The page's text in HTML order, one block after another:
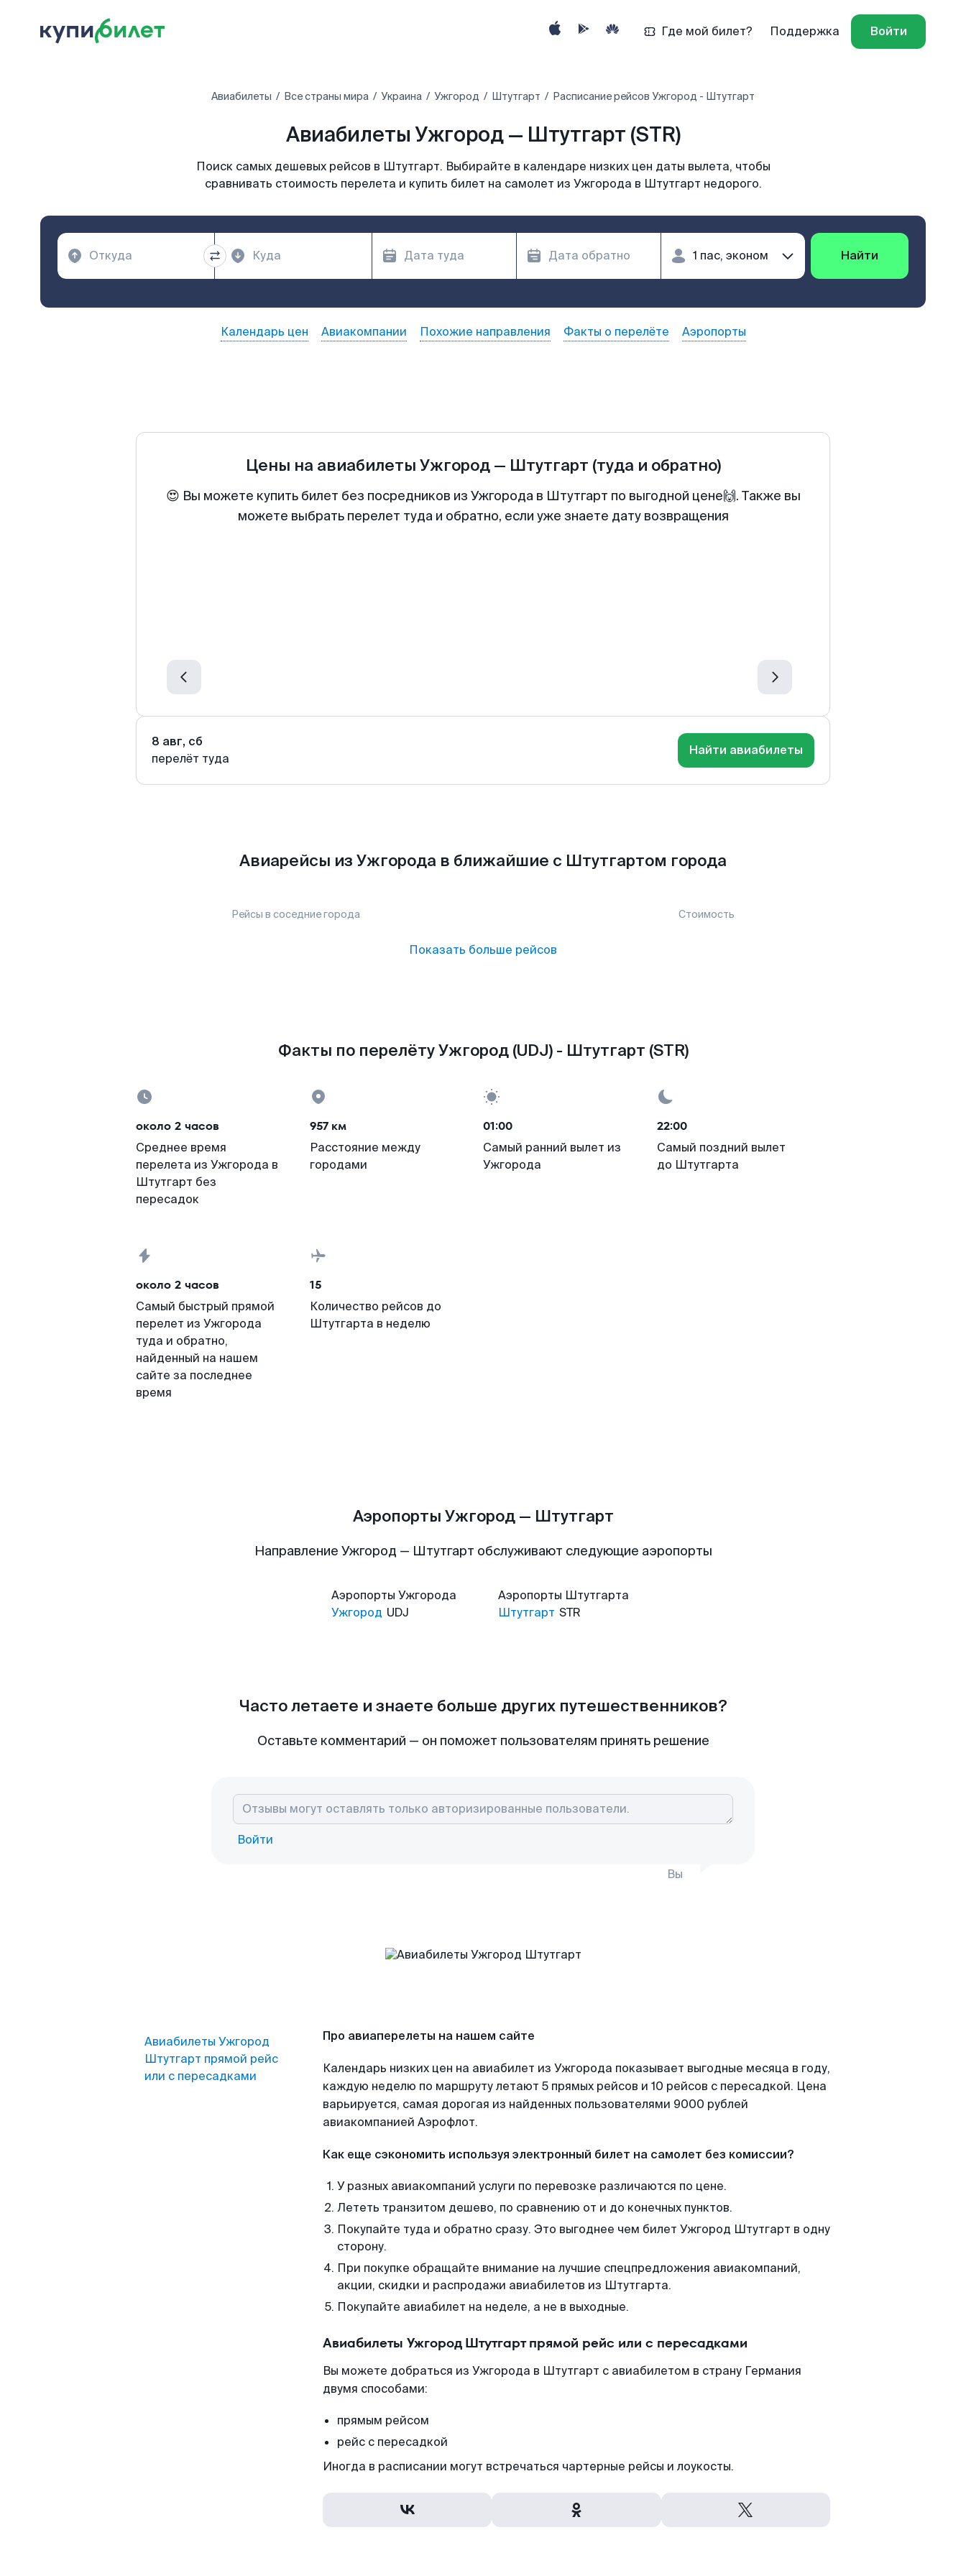
Где мой билет? Поддержка Войти
Авиабилеты Все страны мира Украина Ужгород Штутгарт Расписание рейсов Ужгород - Штутгарт
Авиабилеты Ужгород — Штутгарт (STR)
Поиск самых дешевых рейсов в Штутгарт. Выбирайте в календаре низких цен даты вылета, чтобы
сравнивать стоимость перелета и купить билет на самолет из Ужгорода в Штутгарт недорого.
Найти
Календарь цен Авиакомпании Похожие направления Факты о перелёте Аэропорты
Цены на авиабилеты Ужгород— Штутгарт (туда и обратно)
😍 Вы можете купить билет без посредников из Ужгорода в Штутгарт по выгодной цене🙌. Также вы
можете выбрать перелет туда и обратно, если уже знаете дату возвращения
8 авг, сб
перелёт туда
Найти авиабилеты
Авиарейсы из Ужгорода в ближайшие с Штутгартом города
Рейсы в соседние города Стоимость
Показать больше рейсов
Факты по перелёту Ужгород (UDJ) - Штутгарт (STR)
около 2 часов
Среднее время
перелета из Ужгорода в
Штутгарт без
пересадок
957 км
Расстояние между
городами
01:00
Самый ранний вылет из
Ужгорода
22:00
Самый поздний вылет
до Штутгарта
около 2 часов
Самый быстрый прямой
перелет из Ужгорода
туда и обратно,
найденный на нашем
сайте за последнее
время
15
Количество рейсов до
Штутгарта в неделю
Аэропорты Ужгород — Штутгарт
Направление Ужгород — Штутгарт обслуживают следующие аэропорты
Аэропорты Ужгорода
Ужгород UDJ
Аэропорты Штутгарта
Штутгарт STR
Часто летаете и знаете больше других путешественников?
Оставьте комментарий — он поможет пользователям принять решение
Войти
Вы
Авиабилеты Ужгород
Штутгарт прямой рейс
или с пересадками
Про авиаперелеты на нашем сайте
Календарь низких цен на авиабилет из Ужгорода показывает выгодные месяца в году,
каждую неделю по маршруту летают 5 прямых рейсов и 10 рейсов с пересадкой. Цена
варьируется, самая дорогая из найденных пользователями 9000 рублей
авиакомпанией Аэрофлот.
Как еще сэкономить используя электронный билет на самолет без комиссии?
У разных авиакомпаний услуги по перевозке различаются по цене.
Лететь транзитом дешево, по сравнению от и до конечных пунктов.
Покупайте туда и обратно сразу. Это выгоднее чем билет Ужгород Штутгарт в одну
сторону.
При покупке обращайте внимание на лучшие спецпредложения авиакомпаний,
акции, скидки и распродажи авиабилетов из Штутгарта.
Покупайте авиабилет на неделе, а не в выходные.
Авиабилеты Ужгород Штутгарт прямой рейс или с пересадками
Вы можете добраться из Ужгорода в Штутгарт с авиабилетом в страну Германия
двумя способами:
прямым рейсом
рейс с пересадкой
Иногда в расписании могут встречаться чартерные рейсы и лоукосты.